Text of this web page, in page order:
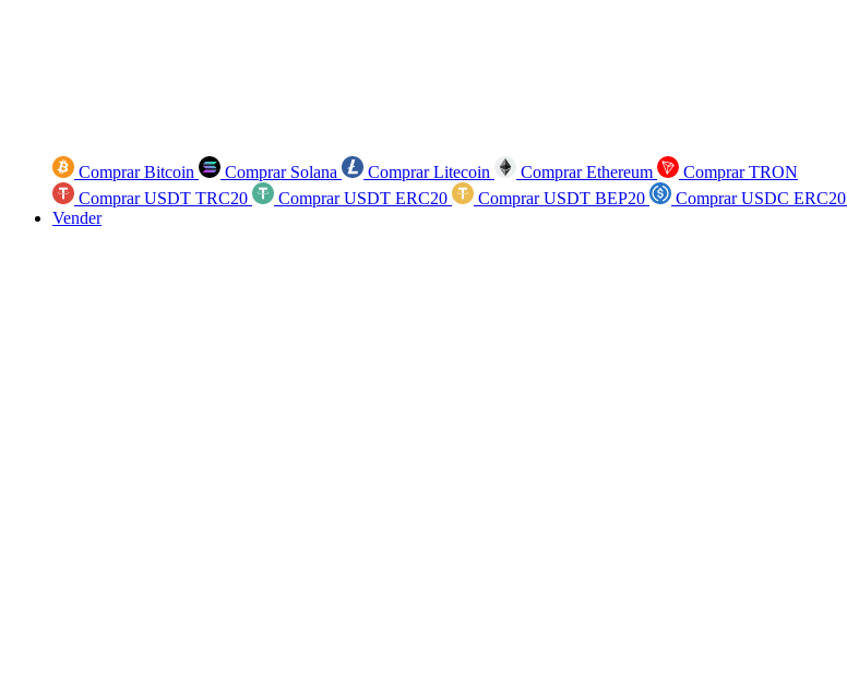
Comprar Bitcoin Comprar Solana Comprar Litecoin Comprar Ethereum
Comprar TRON
Comprar USDT TRC20
Comprar USDT ERC20 Comprar USDT BEP20 Comprar USDC ERC20
Vender